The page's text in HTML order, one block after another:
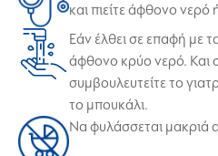
και πιείτε άφθονο νερό
Εάν έλθει σε επαφή με
άφθονο κρύο νερό. Και
συμβουλευτείτε το
το μπουκάλι.
Να φυλάσσεται μακριά